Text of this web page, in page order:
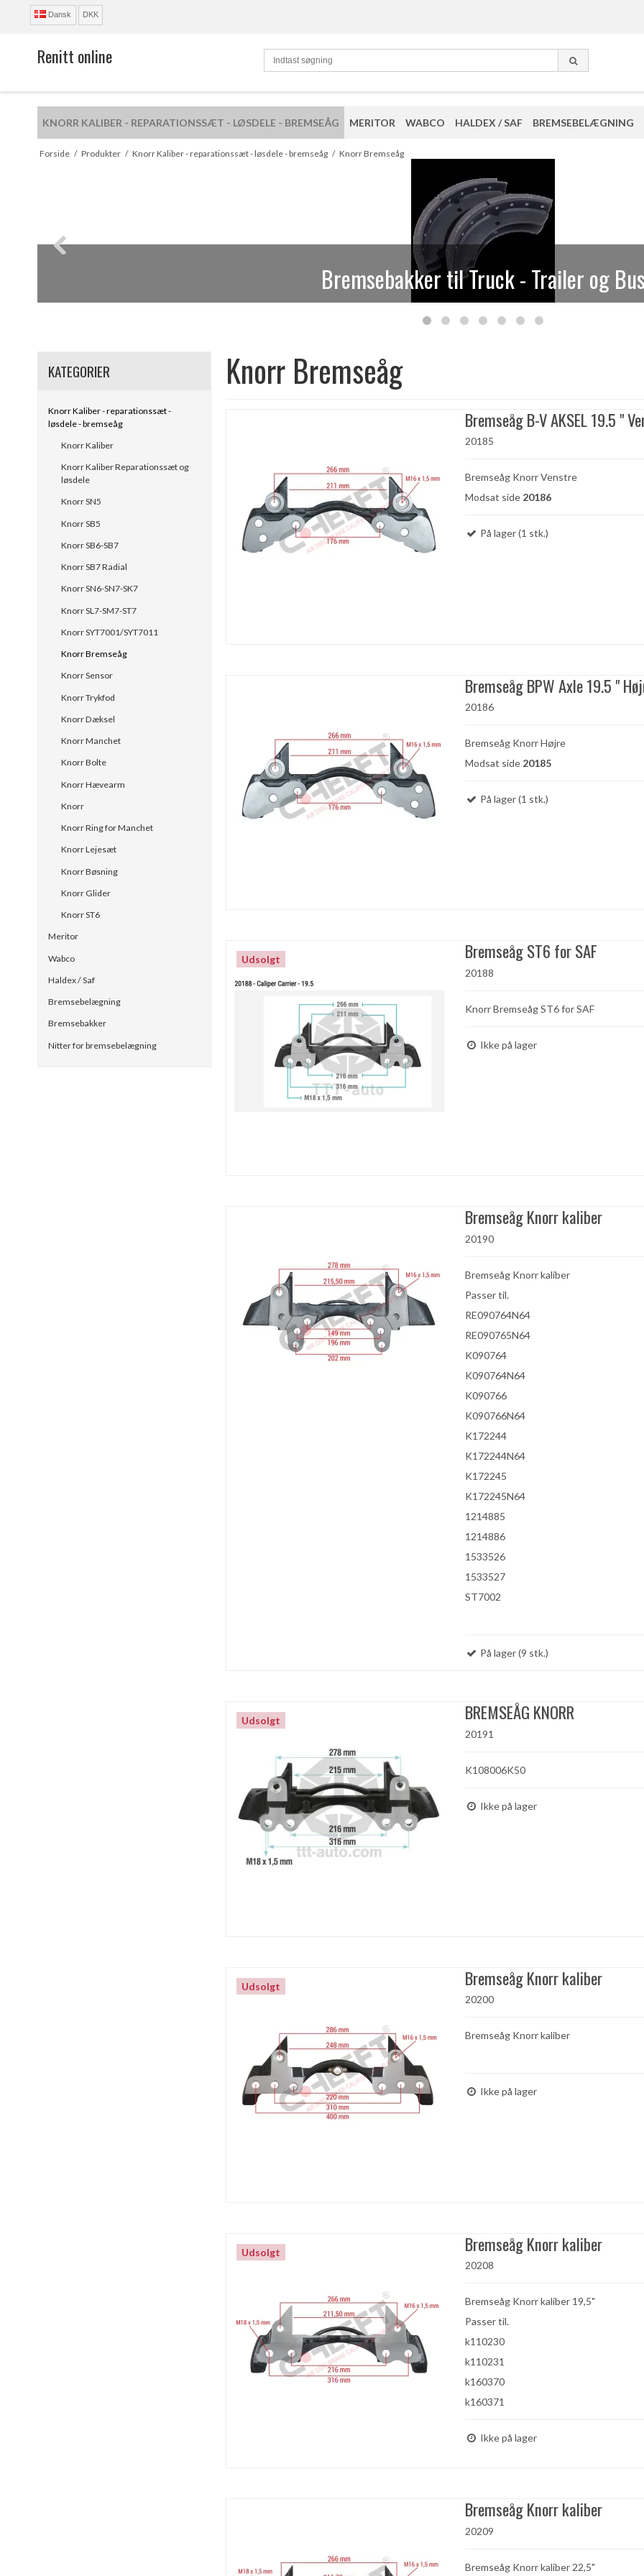
Dansk DKK
Renitt online
KNORR KALIBER - REPARATIONSSÆT - LØSDELE - BREMSEÅG MERITOR WABCO HALDEX / SAF BREMSEBELÆGNING
Forside / Produkter / Knorr Kaliber - reparationssæt - løsdele - bremseåg / Knorr Bremseåg
Bremsebakker til Truck - Trailer og Bus
Reparationssæt og løsdele til Knorr
KATEGORIER
Knorr Kaliber - reparationssæt -
løsdele - bremseåg
Knorr Kaliber
Knorr Kaliber Reparationssæt og
løsdele
Knorr SN5
Knorr SB5
Knorr SB6-SB7
Knorr SB7 Radial
Knorr SN6-SN7-SK7
Knorr SL7-SM7-ST7
Knorr SYT7001/SYT7011
Knorr Bremseåg
Knorr Sensor
Knorr Trykfod
Knorr Dæksel
Knorr Manchet
Knorr Bolte
Knorr Hævearm
Knorr
Knorr Ring for Manchet
Knorr Lejesæt
Knorr Bøsning
Knorr Glider
Knorr ST6
Meritor
Wabco
Haldex / Saf
Bremsebelægning
Bremsebakker
Nitter for bremsebelægning
Knorr Bremseåg
Bremseåg B-V AKSEL 19.5 "
20185
Bremseåg Knorr Venstre
Modsat side 20186
På lager (1 stk.)
Bremseåg BPW Axle 19.5 "
20186
Bremseåg Knorr Højre
Modsat side 20185
På lager (1 stk.)
Udsolgt Bremseåg ST6 for SAF
20188
Knorr Bremseåg ST6 for SAF
Ikke på lager
Bremseåg Knorr kaliber
20190
Bremseåg Knorr kaliber
Passer til.
RE090764N64
RE090765N64
K090764
K090764N64
K090766
K090766N64
K172244
K172244N64
K172245
K172245N64
1214885
1214886
1533526
1533527
ST7002
På lager (9 stk.)
Udsolgt BREMSEÅG KNORR
20191
K108006K50
Ikke på lager
Udsolgt Bremseåg Knorr kaliber
20200
Bremseåg Knorr kaliber
Ikke på lager
Udsolgt Bremseåg Knorr kaliber
20208
Bremseåg Knorr kaliber 19,5"
Passer til.
k110230
k110231
k160370
k160371
Ikke på lager
Bremseåg Knorr kaliber
20209
Bremseåg Knorr kaliber 22,5"